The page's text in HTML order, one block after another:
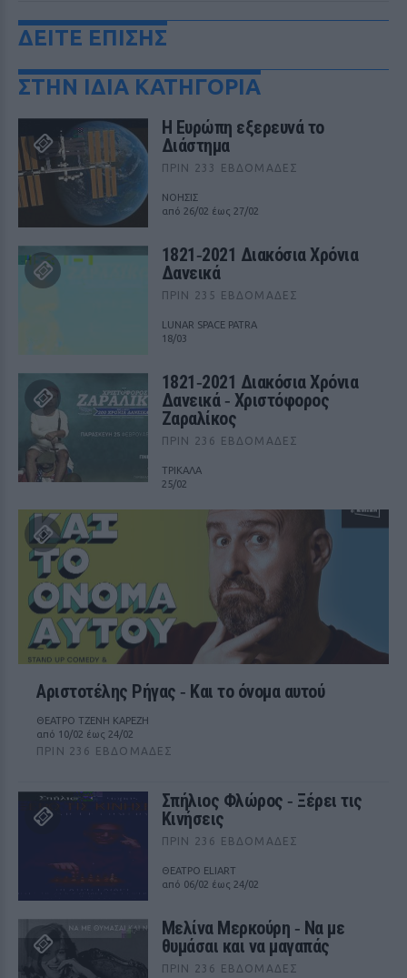
ΔΕΙΤΕ ΕΠΙΣΗΣ
ΣΤΗΝ ΙΔΙΑ ΚΑΤΗΓΟΡΙΑ
Η Ευρώπη εξερευνά το
Διάστημα
ΠΡΙΝ 233 ΕΒΔΟΜΆΔΕΣ
ΝΟΗΣΙΣ
από 26/02 έως 27/02
1821‑2021 Διακόσια Χρόνια
Δανεικά
ΠΡΙΝ 235 ΕΒΔΟΜΆΔΕΣ
LUNAR SPACE PATRA
18/03
1821‑2021 Διακόσια Χρόνια
Δανεικά ‑ Χριστόφορος
Ζαραλίκος
ΠΡΙΝ 236 ΕΒΔΟΜΆΔΕΣ
ΤΡΙΚΑΛΑ
25/02
Αριστοτέλης Ρήγας ‑ Kαι το όνομα αυτού
ΘΕΑΤΡΟ ΤΖΕΝΗ ΚΑΡΕΖΗ
από 10/02 έως 24/02
ΠΡΙΝ 236 ΕΒΔΟΜΆΔΕΣ
Σπήλιος Φλώρος ‑ Ξέρει τις
Κινήσεις
ΠΡΙΝ 236 ΕΒΔΟΜΆΔΕΣ
ΘΕΑΤΡΟ ELIART
από 06/02 έως 24/02
Μελίνα Μερκούρη ‑ Να με
θυμάσαι και να μαγαπάς
ΠΡΙΝ 236 ΕΒΔΟΜΆΔΕΣ